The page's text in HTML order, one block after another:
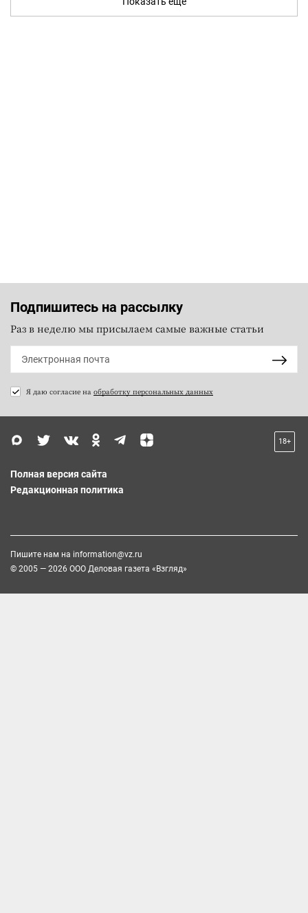
Подпишитесь на рассылку
Раз в неделю мы присылаем самые важные статьи
Я даю согласие на обработку персональных данных
18+
Полная версия сайта
Редакционная политика
Пишите нам на information@vz.ru
© 2005 — 2026 ООО Деловая газета «Взгляд»